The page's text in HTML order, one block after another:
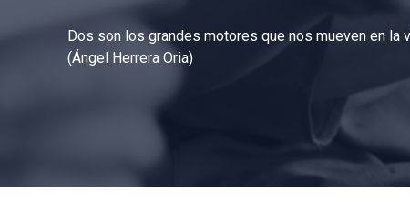
Dos son los grandes motores que nos mueven en la
(Ángel Herrera Oria)